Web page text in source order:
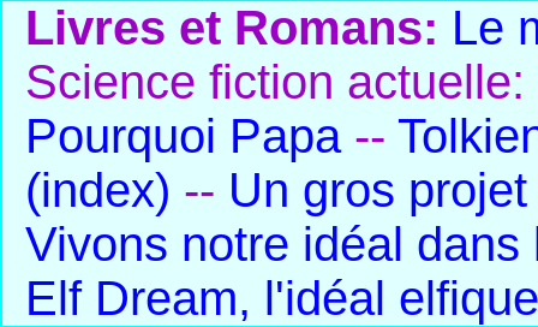
Livres et Romans: Le
Science fiction actuelle:
Pourquoi Papa--
(index) -- Un gros
Vivons notre idéal
Elf Dream, l'idéal elfique